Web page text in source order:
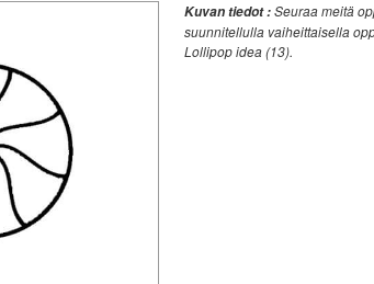
Kuvan tiedot :Seuraa meitä
suunnitellulla vaiheittaisella
Lollipop idea (13).